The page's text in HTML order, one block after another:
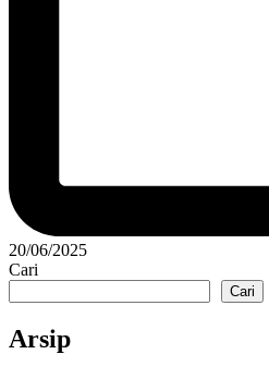
20/06/2025
Cari
Cari
Arsip